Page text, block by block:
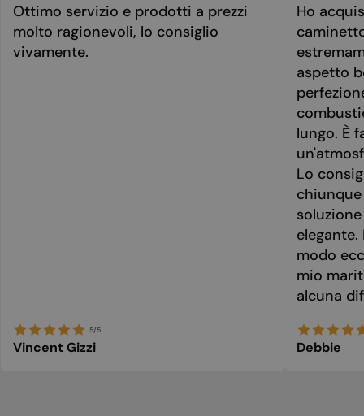
Ottimo servizio e prodotti a prezzi
molto ragionevoli, lo consiglio
vivamente.
5/5
Vincent Gizzi
Ho
aspetto
lungo. È
Lo
modo
mio
alcuna
Debbie